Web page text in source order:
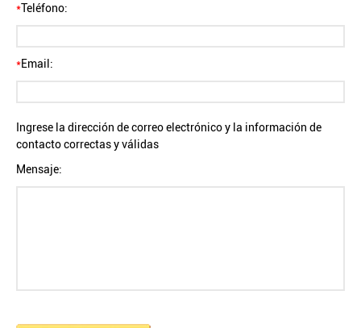
*Teléfono:
*Email:
Ingrese la dirección de correo electrónico y la información de
contacto correctas y válidas
Mensaje: